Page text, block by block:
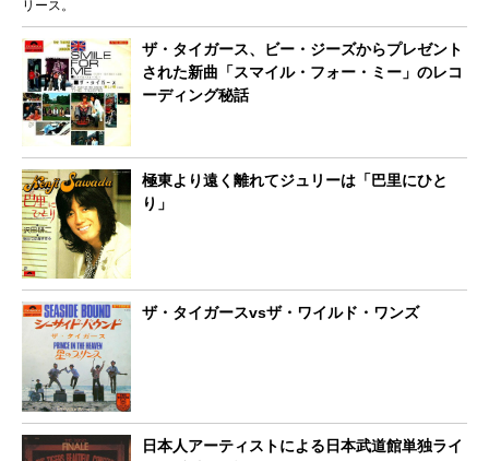
ザ・タイガース、ビー・ジーズからプレゼント
された新曲「スマイル・フォー・ミー」のレコ
ーディング秘話
極東より遠く離れてジュリーは「巴里にひと
り」
ザ・タイガースvsザ・ワイルド・ワンズ
日本人アーティストによる日本武道館単独ライ